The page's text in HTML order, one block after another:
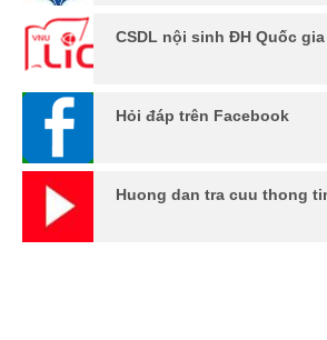
CSDL nội sinh ĐH Quốc gia
Hỏi đáp trên Facebook
Huong dan tra cuu thong